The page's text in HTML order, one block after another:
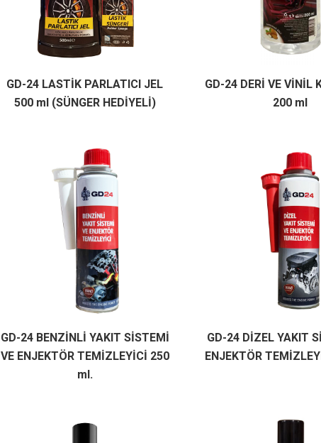
GD-24 LASTİK PARLATICI JEL
500 ml (SÜNGER HEDİYELİ)
GD-24 DERİ VE VİNİL
200 ml
GD-24 BENZİNLİ YAKIT SİSTEMİ
VE ENJEKTÖR TEMİZLEYİCİ 250
ml.
GD-24 DİZEL YAKIT
ENJEKTÖR